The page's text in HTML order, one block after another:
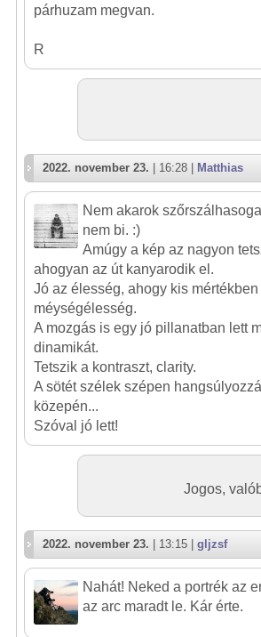
párhuzam megvan.
R
2022. november 23. | 16:28 | Matthias
Nem akarok
nem bi. :)
Amúgy a kép az nagyon
ahogyan az út kanyarodik el.
Jó az élesség, ahogy kis
méységélesség.
A mozgás is egy jó pillanatban lett
dinamikát.
Tetszik a kontraszt, clarity.
A sötét szélek szépen
közepén...
Szóval jó lett!
Jogos,
2022. november 23. | 13:15 | gljzsf
Nahát! Neked a portrék az
az arc maradt le. Kár érte.